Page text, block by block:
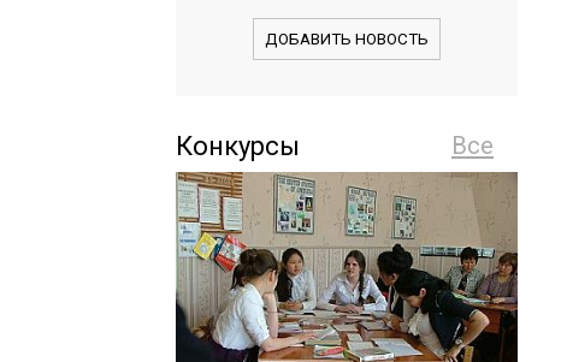
ДОБАВИТЬ НОВОСТЬ
Все
Конкурсы